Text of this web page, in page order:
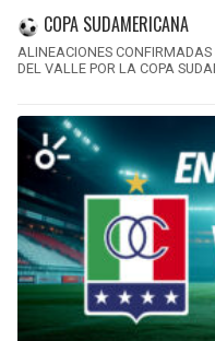
COPA SUDAMERICANA
ALINEACIONES
DEL VALLE POR LA COPA